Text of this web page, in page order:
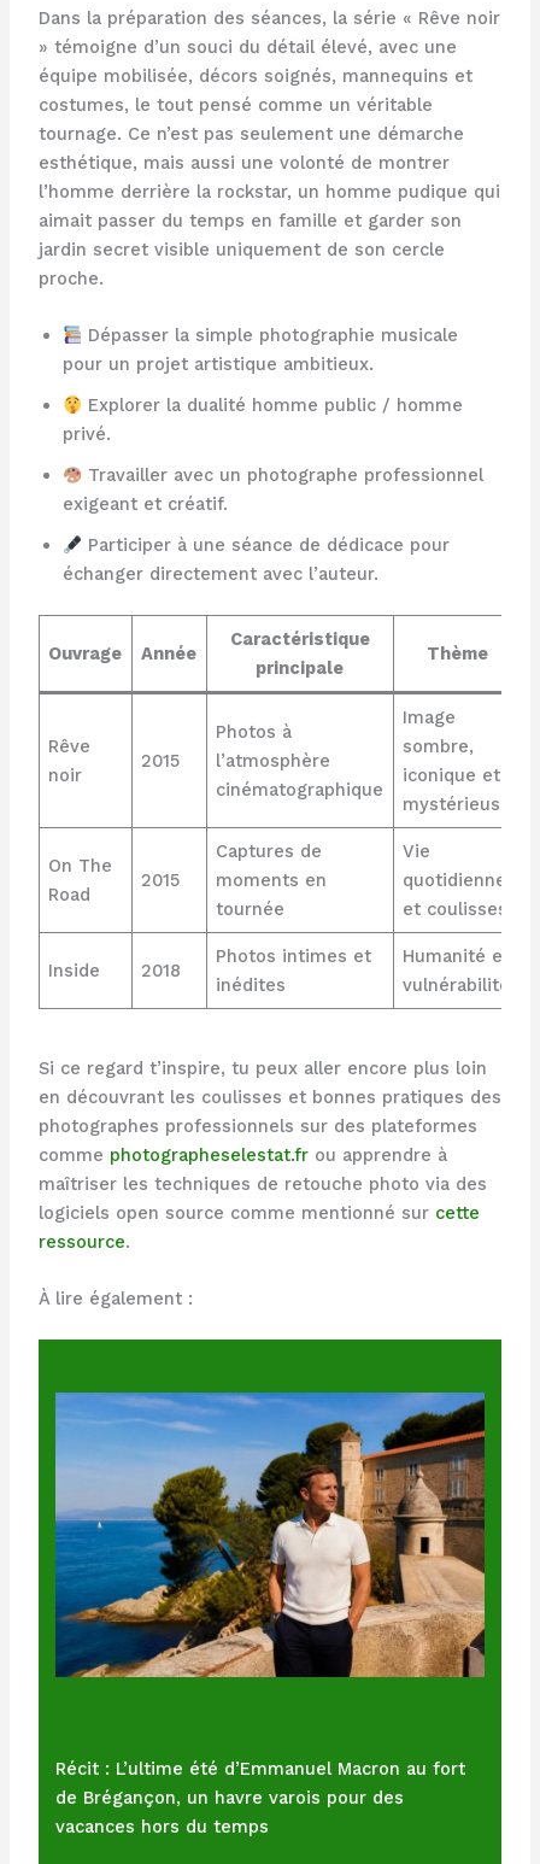
Dans la préparation des séances, la série « Rêve noir
» témoigne d’un souci du détail élevé, avec une
équipe mobilisée, décors soignés, mannequins et
costumes, le tout pensé comme un véritable
tournage. Ce n’est pas seulement une démarche
esthétique, mais aussi une volonté de montrer
l’homme derrière la rockstar, un homme pudique qui
aimait passer du temps en famille et garder son
jardin secret visible uniquement de son cercle
proche.
Dépasser la simple photographie musicale
pour un projet artistique ambitieux.
Explorer la dualité homme public / homme
privé.
Travailler avec un photographe professionnel
exigeant et créatif.
Participer à une séance de dédicace pour
échanger directement avec l’auteur.
Ouvrage Année
Caractéristique
principale
Thème
Rêve
noir
2015
Photos à
l’atmosphère
cinématographique
Image
sombre,
iconique et
mystérieuse
On The
Road
2015
Captures de
moments en
tournée
Vie
quotidienne
et coulisses
Inside 2018
Photos intimes et
inédites
Humanité et
vulnérabilité
Si ce regard t’inspire, tu peux aller encore plus loin
en découvrant les coulisses et bonnes pratiques des
photographes professionnels sur des plateformes
comme photographeselestat.frou apprendre à
maîtriser les techniques de retouche photo via des
logiciels open source comme mentionné sur cette
ressource.
À lire également :
Récit : L’ultime été d’Emmanuel Macron au fort
de Brégançon, un havre varois pour des
vacances hors du temps